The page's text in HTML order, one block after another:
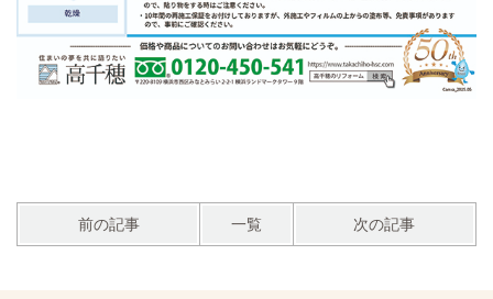
前の記事 一覧 次の記事